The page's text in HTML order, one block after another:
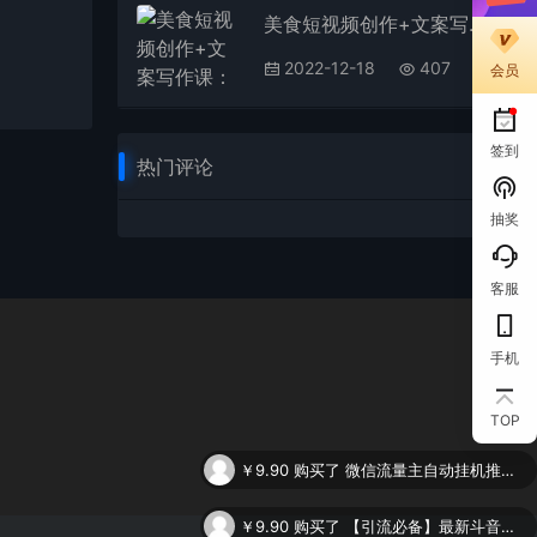
美食短视频创作+文案写作课：美食短视频博主必备技能
2022-12-18 407
热门评论
会员
签到
抽奖
客服
手机
TOP
微信流量主自动挂机推广，轻松日入900+，简单易上手，做就有收益。
￥9.90 购买了 【引流必备】最新斗音全功能全自动引流脚本，解放双手自动引流精准粉